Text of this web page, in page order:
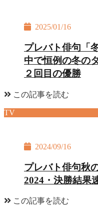
2025/01/16
プレバト俳句「
中で恒例の冬の
２回目の優勝
この記事を読む
TV
2024/09/16
プレバト俳句秋
2024・決勝結果
この記事を読む